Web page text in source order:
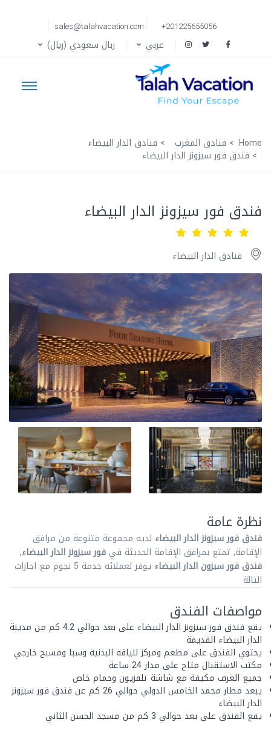
+201225655056
sales@talahvacation.com
عربي ربال سعودي (ريال)
Home فنادق المغرب فنادق الدار البيضاء
فندق فور سيزونز الدار البيضاء
فندق فور سيزونز الدار البيضاء
فنادق الدار البيضاء
نظرة عامة
فندق فور سيزونز الدار البيضاء لديه مجموعة متنوعة من مرافق
الإقامة, تمتع بمرافق الإقامة الحديثة في فور سيزونز الدار البيضاء,
فندق فور سيزون الدار البيضاء
يوفر لعملائه خدمة 5 نجوم مع اجازات
التالة
مواصفات الفندق
يقع فندق فور سيزونز الدار البيضاء على بعد حوالي 4.2 كم من مدينة
الدار البيضاء القديمة
يحتوي الفندق على مطعم ومركز للياقة البدنية وسبا ومسبح خارجي
مكتب الاستقبال متاح على مدار 24 ساعة
جميع الغرف مكيفة مع شاشة تلفزيون وحمام خاص
يبعد مطار محمد الخامس الدولي حوالي 26 كم عن فندق فور سيزونز
الدار البيضاء
يقع الفندق على بعد حوالي 3 كم من مسجد الحسن الثاني